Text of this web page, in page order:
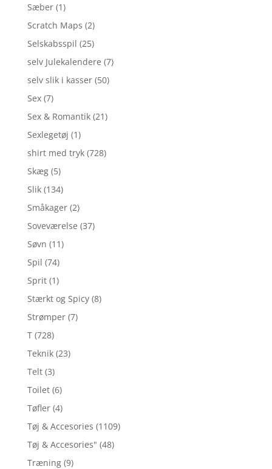
Sæber (1)
Scratch Maps (2)
Selskabsspil (25)
selv Julekalendere (7)
selv slik i kasser (50)
Sex (7)
Sex & Romantik (21)
Sexlegetøj (1)
shirt med tryk (728)
Skæg (5)
Slik (134)
Småkager (2)
Soveværelse (37)
Søvn (11)
Spil (74)
Sprit (1)
Stærkt og Spicy (8)
Strømper (7)
T (728)
Teknik (23)
Telt (3)
Toilet (6)
Tøfler (4)
Tøj & Accesories (1109)
Tøj & Accesories" (48)
Træning (9)